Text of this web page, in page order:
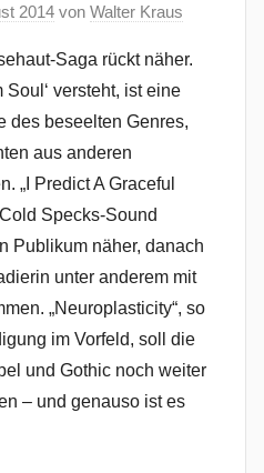
2014 von Walter Kraus
Saga rückt näher.
Soul‘ versteht, ist eine
des beseelten Genres,
aus anderen
„I Predict A Graceful
Specks-Sound
Publikum näher, danach
unter anderem mit
„Neuroplasticity“, so
im Vorfeld, soll die
und Gothic noch weiter
– und genauso ist es